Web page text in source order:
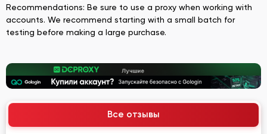
Recommendations: Be sure to use a proxy when working with
accounts. We recommend starting with a small batch for
testing before making a large purchase.
Все отзывы